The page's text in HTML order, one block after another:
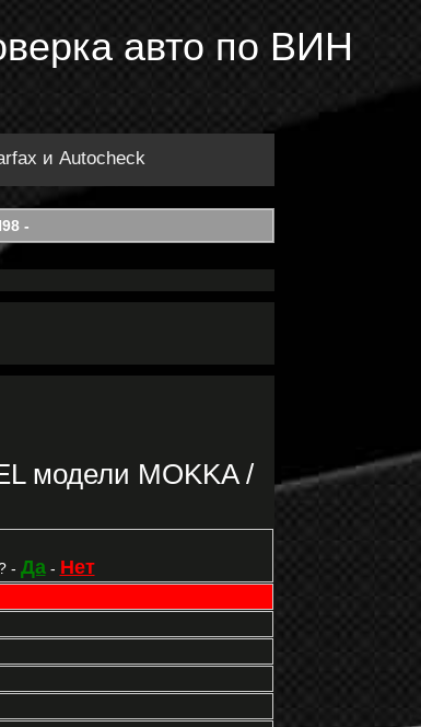
авто по ВИН
и Autocheck
-
модели MOKKA /
- Да- Нет